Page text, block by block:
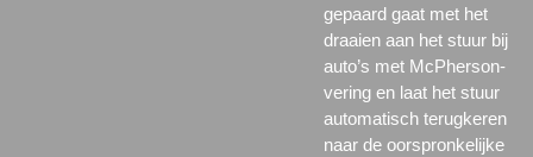
gepaard gaat met het
draaien aan het stuur bij
auto’s met McPherson-
vering en laat het stuur
automatisch terugkeren
naar de oorspronkelijke